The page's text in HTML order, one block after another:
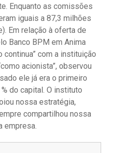
Enquanto as comissões
iguais a 87,3 milhões
Em relação à oferta de
Banco BPM em Anima
continua” com a instituição
acionista”, observou
ele já era o primeiro
do capital. O instituto
nossa estratégia,
compartilhou nossa
empresa.